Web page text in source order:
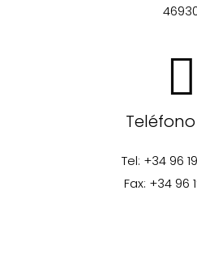
Tel: +34 96
Fax: +34 96